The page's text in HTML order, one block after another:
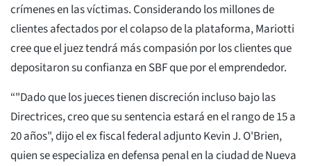
crímenes en las víctimas. Considerando los millones de
clientes afectados por el colapso de la plataforma, Mariotti
cree que el juez tendrá más compasión por los clientes que
depositaron su confianza en SBF que por el emprendedor.
“"Dado que los jueces tienen discreción incluso bajo las
Directrices, creo que su sentencia estará en el rango de 15 a
20 años", dijo el ex fiscal federal adjunto Kevin J. O'Brien,
quien se especializa en defensa penal en la ciudad de Nueva